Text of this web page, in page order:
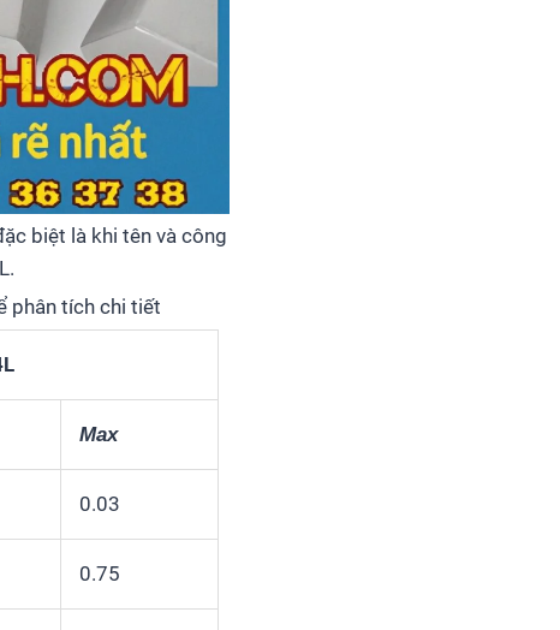
biệt là khi tên và công
phân tích chi tiết
Max
0.03
0.75